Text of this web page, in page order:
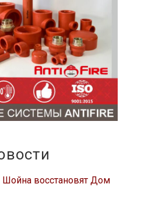
Шойна восстановят Дом